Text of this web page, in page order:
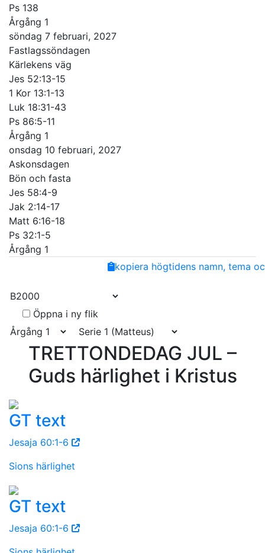
Ps 138
Årgång 1
söndag 7 februari, 2027
Fastlagssöndagen
Kärlekens väg
Jes 52:13-15
1 Kor 13:1-13
Luk 18:31-43
Ps 86:5-11
Årgång 1
onsdag 10 februari, 2027
Askonsdagen
Bön och fasta
Jes 58:4-9
Jak 2:14-17
Matt 6:16-18
Ps 32:1-5
Årgång 1
EmailCopy
kopiera högtidens namn, tema
Öppna i ny flik
TRETTONDEDAG JUL –
Guds härlighet i Kristus
GT text
Jesaja 60:1-6
Sions härlighet
GT text
Jesaja 60:1-6